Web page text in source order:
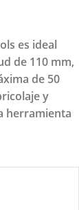
es ideal
de 110 mm,
de 50
y
herramienta